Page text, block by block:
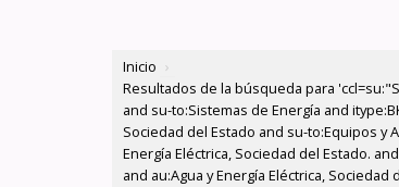
Inicio ›
Resultados de la búsqueda para
and su-to:Sistemas de Energía and
Sociedad del Estado and su-to:Equipos y
Energía Eléctrica, Sociedad del Estado.
and au:Agua y Energía Eléctrica, Sociedad